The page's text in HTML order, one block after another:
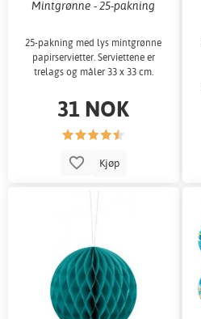
Mintgrønne - 25-pakning
25-pakning med lys mintgrønne
papirservietter. Serviettene er
trelags og måler 33 x 33 cm.
31 NOK
Kjøp